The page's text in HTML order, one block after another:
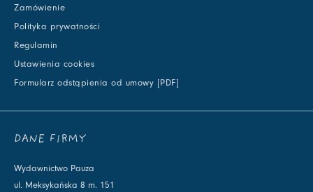
Zamówienie
Polityka prywatności
Regulamin
Ustawienia cookies
Formularz odstąpienia od umowy [PDF]
DANE FIRMY
Wydawnictwo Pauza
ul. Meksykańska 8 m. 151